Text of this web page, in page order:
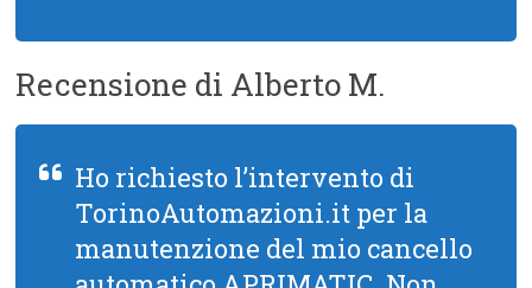
Recensione di Alberto M.
Ho richiesto l’intervento di
TorinoAutomazioni.it per la
manutenzione del mio cancello